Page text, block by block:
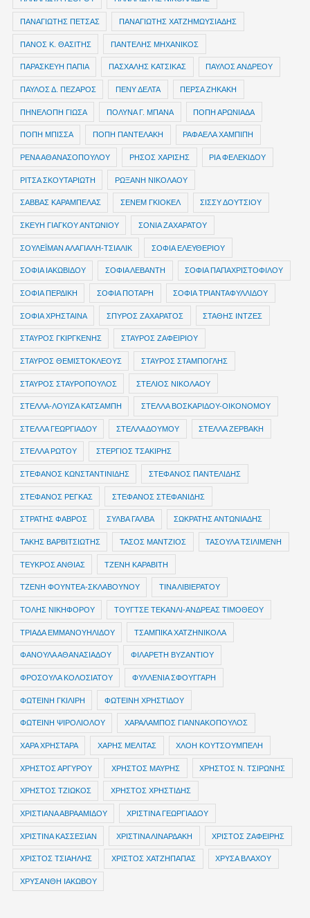
ΠΑΝΑΓΙΩΤΗΣ ΠΕΤΣΑΣ ΠΑΝΑΓΙΩΤΗΣ ΧΑΤΖΗΜΩΥΣΙΑΔΗΣ
ΠΑΝΟΣ Κ. ΘΑΣΙΤΗΣ ΠΑΝΤΕΛΗΣ ΜΗΧΑΝΙΚΟΣ
ΠΑΡΑΣΚΕΥΗ ΠΑΠΙΑ ΠΑΣΧΑΛΗΣ ΚΑΤΣΙΚΑΣ ΠΑΥΛΟΣ ΑΝΔΡΕΟΥ
ΠΑΥΛΟΣ Δ. ΠΕΖΑΡΟΣ ΠΕΝΥ ΔΕΛΤΑ ΠΕΡΣΑ ΖΗΚΑΚΗ
ΠΗΝΕΛΟΠΗ ΓΙΩΣΑ ΠΟΛΥΝΑ Γ. ΜΠΑΝΑ ΠΟΠΗ ΑΡΩΝΙΑΔΑ
ΠΟΠΗ ΜΠΙΣΣΑ ΠΟΠΗ ΠΑΝΤΕΛΑΚΗ ΡΑΦΑΕΛΑ ΧΑΜΠΙΠΗ
ΡΕΝΑ ΑΘΑΝΑΣΟΠΟΥΛΟΥ ΡΗΣΟΣ ΧΑΡΙΣΗΣ ΡΙΑ ΦΕΛΕΚΙΔΟΥ
ΡΙΤΣΑ ΣΚΟΥΤΑΡΙΩΤΗ ΡΩΞΑΝΗ ΝΙΚΟΛΑΟΥ
ΣΑΒΒΑΣ ΚΑΡΑΜΠΕΛΑΣ ΣΕΝΕΜ ΓΚΙΟΚΕΛ ΣΙΣΣΥ ΔΟΥΤΣΙΟΥ
ΣΚΕΥΗ ΓΙΑΓΚΟΥ ΑΝΤΩΝΙΟΥ ΣΟΝΙΑ ΖΑΧΑΡΑΤΟΥ
ΣΟΥΛΕΪΜΑΝ ΑΛΑΓΙΑΛΗ-ΤΣΙΑΛΙΚ ΣΟΦΙΑ ΕΛΕΥΘΕΡΙΟΥ
ΣΟΦΙΑ ΙΑΚΩΒΙΔΟΥ ΣΟΦΙΑ ΛΕΒΑΝΤΗ ΣΟΦΙΑ ΠΑΠΑΧΡΙΣΤΟΦΙΛΟΥ
ΣΟΦΙΑ ΠΕΡΔΙΚΗ ΣΟΦΙΑ ΠΟΤΑΡΗ ΣΟΦΙΑ ΤΡΙΑΝΤΑΦΥΛΛΙΔΟΥ
ΣΟΦΙΑ ΧΡΗΣΤΑΙΝΑ ΣΠΥΡΟΣ ΖΑΧΑΡΑΤΟΣ ΣΤΑΘΗΣ ΙΝΤΖΕΣ
ΣΤΑΥΡΟΣ ΓΚΙΡΓΚΕΝΗΣ ΣΤΑΥΡΟΣ ΖΑΦΕΙΡΙΟΥ
ΣΤΑΥΡΟΣ ΘΕΜΙΣΤΟΚΛΕΟΥΣ ΣΤΑΥΡΟΣ ΣΤΑΜΠΟΓΛΗΣ
ΣΤΑΥΡΟΣ ΣΤΑΥΡΟΠΟΥΛΟΣ ΣΤΕΛΙΟΣ ΝΙΚΟΛΑΟΥ
ΣΤΕΛΛΑ-ΛΟΥΙΖΑ ΚΑΤΣΑΜΠΗ ΣΤΕΛΛΑ ΒΟΣΚΑΡΙΔΟΥ-ΟΙΚΟΝΟΜΟΥ
ΣΤΕΛΛΑ ΓΕΩΡΓΙΑΔΟΥ ΣΤΕΛΛΑ ΔΟΥΜΟΥ ΣΤΕΛΛΑ ΖΕΡΒΑΚΗ
ΣΤΕΛΛΑ ΡΩΤΟΥ ΣΤΕΡΓΙΟΣ ΤΣΑΚΙΡΗΣ
ΣΤΕΦΑΝΟΣ ΚΩΝΣΤΑΝΤΙΝΙΔΗΣ ΣΤΕΦΑΝΟΣ ΠΑΝΤΕΛΙΔΗΣ
ΣΤΕΦΑΝΟΣ ΡΕΓΚΑΣ ΣΤΕΦΑΝΟΣ ΣΤΕΦΑΝΙΔΗΣ
ΣΤΡΑΤΗΣ ΦΑΒΡΟΣ ΣΥΛΒΑ ΓΑΛΒΑ ΣΩΚΡΑΤΗΣ ΑΝΤΩΝΙΑΔΗΣ
ΤΑΚΗΣ ΒΑΡΒΙΤΣΙΩΤΗΣ ΤΑΣΟΣ ΜΑΝΤΖΙΟΣ ΤΑΣΟΥΛΑ ΤΣΙΛΙΜΕΝΗ
ΤΕΥΚΡΟΣ ΑΝΘΙΑΣ ΤΖΕΝΗ ΚΑΡΑΒΙΤΗ
ΤΖΕΝΗ ΦΟΥΝΤΕΑ-ΣΚΛΑΒΟΥΝΟΥ ΤΙΝΑ ΛΙΒΙΕΡΑΤΟΥ
ΤΟΛΗΣ ΝΙΚΗΦΟΡΟΥ ΤΟΥΓΤΣΕ ΤΕΚΑΝΛΙ-ΑΝΔΡΕΑΣ ΤΙΜΟΘΕΟΥ
ΤΡΙΑΔΑ ΕΜΜΑΝΟΥΗΛΙΔΟΥ ΤΣΑΜΠΙΚΑ ΧΑΤΖΗΝΙΚΟΛΑ
ΦΑΝΟΥΛΑ ΑΘΑΝΑΣΙΑΔΟΥ ΦΙΛΑΡΕΤΗ ΒΥΖΑΝΤΙΟΥ
ΦΡΟΣΟΥΛΑ ΚΟΛΟΣΙΑΤΟΥ ΦΥΛΛΕΝΙΑ ΣΦΟΥΓΓΑΡΗ
ΦΩΤΕΙΝΗ ΓΚΙΛΙΡΗ ΦΩΤΕΙΝΗ ΧΡΗΣΤΙΔΟΥ
ΦΩΤΕΙΝΗ ΨΙΡΟΛΙΟΛΟΥ ΧΑΡΑΛΑΜΠΟΣ ΓΙΑΝΝΑΚΟΠΟΥΛΟΣ
ΧΑΡΑ ΧΡΗΣΤΑΡΑ ΧΑΡΗΣ ΜΕΛΙΤΑΣ ΧΛΟΗ ΚΟΥΤΣΟΥΜΠΕΛΗ
ΧΡΗΣΤΟΣ ΑΡΓΥΡΟΥ ΧΡΗΣΤΟΣ ΜΑΥΡΗΣ ΧΡΗΣΤΟΣ Ν. ΤΣΙΡΩΝΗΣ
ΧΡΗΣΤΟΣ ΤΖΙΩΚΟΣ ΧΡΗΣΤΟΣ ΧΡΗΣΤΙΔΗΣ
ΧΡΙΣΤΙΑΝΑ ΑΒΡΑΑΜΙΔΟΥ ΧΡΙΣΤΙΝΑ ΓΕΩΡΓΙΑΔΟΥ
ΧΡΙΣΤΙΝΑ ΚΑΣΣΕΣΙΑΝ ΧΡΙΣΤΙΝΑ ΛΙΝΑΡΔΑΚΗ ΧΡΙΣΤΟΣ ΖΑΦΕΙΡΗΣ
ΧΡΙΣΤΟΣ ΤΣΙΑΗΛΗΣ ΧΡΙΣΤΟΣ ΧΑΤΖΗΠΑΠΑΣ ΧΡΥΣΑ ΒΛΑΧΟΥ
ΧΡΥΣΑΝΘΗ ΙΑΚΩΒΟΥ